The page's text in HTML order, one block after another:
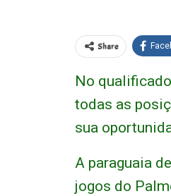
Share
No
todas as
sua
A paraguaia
jogos do